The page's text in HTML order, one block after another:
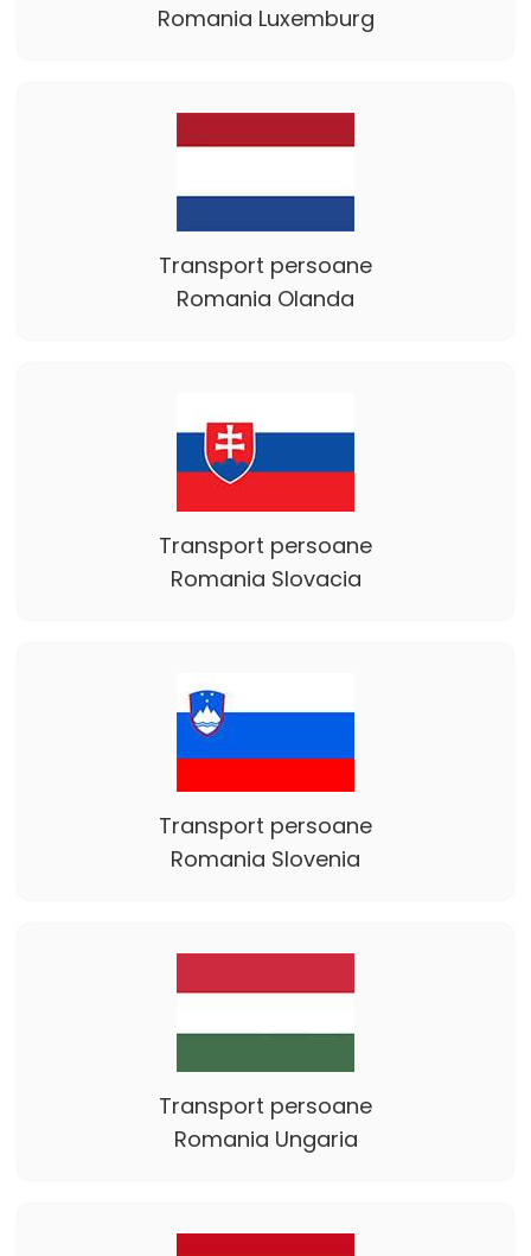
Romania Luxemburg
Transport persoane
Romania Olanda
Transport persoane
Romania Slovacia
Transport persoane
Romania Slovenia
Transport persoane
Romania Ungaria